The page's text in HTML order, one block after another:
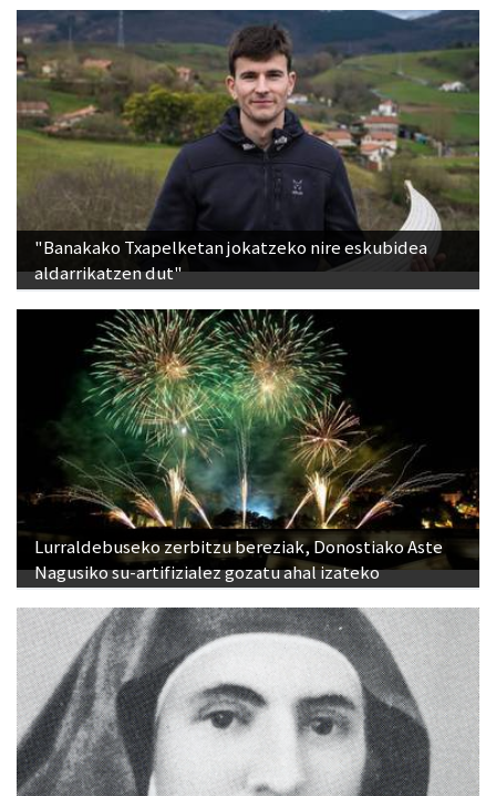
"Banakako Txapelketan jokatzeko nire eskubidea
aldarrikatzen dut"
Lurraldebuseko zerbitzu bereziak, Donostiako Aste
Nagusiko su-artifizialez gozatu ahal izateko